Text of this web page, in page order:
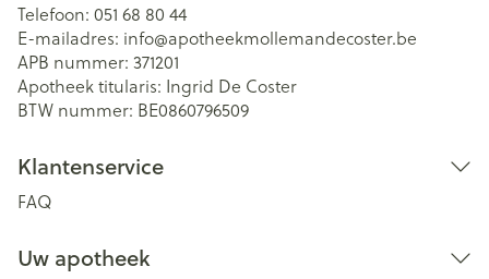
Telefoon: 051 68 80 44
E-mailadres: info@apotheekmollemandecoster.be
APB nummer: 371201
Apotheek titularis: Ingrid De Coster
BTW nummer: BE0860796509
Klantenservice
FAQ
Uw apotheek